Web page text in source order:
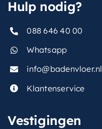
Hulp nodig?
088 646 40 00
Whatsapp
info@badenvloer.nl
Klantenservice
Vestigingen